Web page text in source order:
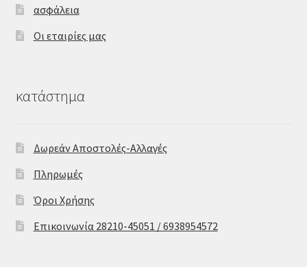
ασφάλεια
Οι εταιρίες μας
κατάστημα
Δωρεάν Αποστολές-Αλλαγές
Πληρωμές
Όροι Χρήσης
Επικοινωνία 28210-45051 / 6938954572